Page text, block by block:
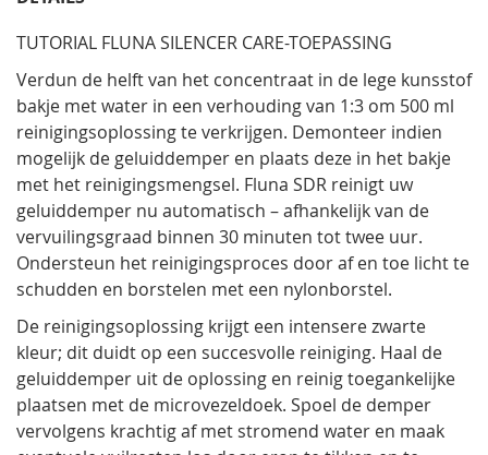
TUTORIAL FLUNA SILENCER CARE-TOEPASSING
Verdun de helft van het concentraat in de lege kunsstof
bakje met water in een verhouding van 1:3 om 500 ml
reinigingsoplossing te verkrijgen. Demonteer indien
mogelijk de geluiddemper en plaats deze in het bakje
met het reinigingsmengsel. Fluna SDR reinigt uw
geluiddemper nu automatisch – afhankelijk van de
vervuilingsgraad binnen 30 minuten tot twee uur.
Ondersteun het reinigingsproces door af en toe licht te
schudden en borstelen met een nylonborstel.
De reinigingsoplossing krijgt een intensere zwarte
kleur; dit duidt op een succesvolle reiniging. Haal de
geluiddemper uit de oplossing en reinig toegankelijke
plaatsen met de microvezeldoek. Spoel de demper
vervolgens krachtig af met stromend water en maak